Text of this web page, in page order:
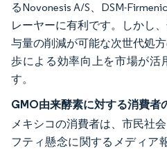
るNovonesis A/S、DSM-
レーヤーに有利です。しかし
与量の削減が可能な次世代処
歩による効率向上を市場が活
す。
GMO由来酵素に対する消費者
メキシコの消費者は、市民社
フティ懸念に関するメディア